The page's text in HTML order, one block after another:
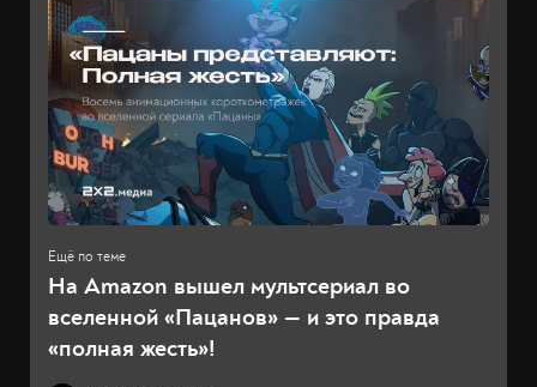
На Amazon вышел мультсериал во
вселенной «Пацанов» — и это правда
«полная жесть»!